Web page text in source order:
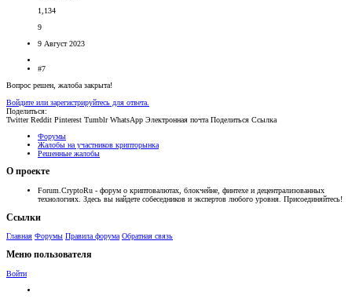
1,134
9
9 Август 2023
#7
Вопрос решен, жалоба закрыта!
Войдите или зарегистрируйтесь для ответа.
Поделиться:
Twitter Reddit Pinterest Tumblr WhatsApp Электронная почта Поделиться Ссылка
Форумы
Жалобы на участников крипторынка
Решенные жалобы
О проекте
Forum.CryptoRu - форум о криптовалютах, блокчейне, финтехе и децентрализованных
технологиях. Здесь вы найдете собеседников и экспертов любого уровня. Присоединяйтесь!
Ссылки
Главная Форумы Правила форума Обратная связь
Меню пользователя
Войти